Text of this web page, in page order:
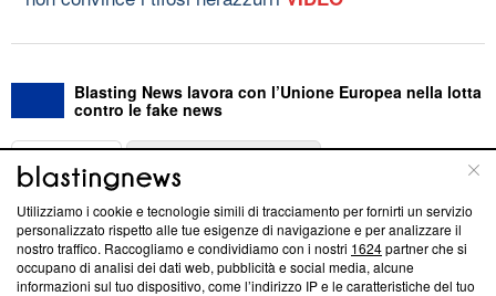
Blasting News lavora con l’Unione Europea nella lotta
contro le fake news
ABOUT
Questa sezione offre informazioni trasparenti su Blasting
News, sui nostri processi editoriali e su come ci impegniamo a
creare news di qualità. Inoltre, afferma la nostra aderenza a
Utilizziamo i cookie e tecnologie simili di tracciamento per fornirti un servizio
personalizzato rispetto alle tue esigenze di navigazione e per analizzare il
nostro traffico. Raccogliamo e condividiamo con i nostri 1624partner che si
occupano di analisi dei dati web, pubblicità e social media, alcune
informazioni sul tuo dispositivo, come l’indirizzo IP e le caratteristiche del tuo